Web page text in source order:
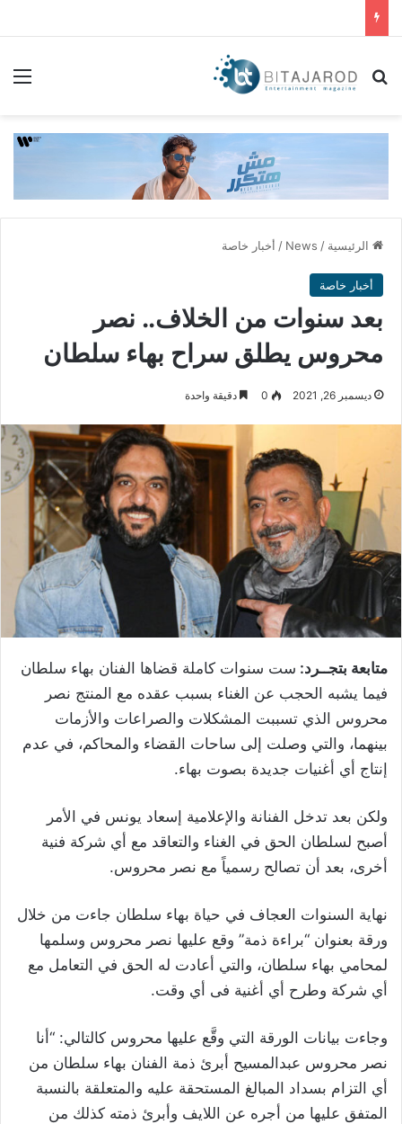
بحث عن
الرئيسية /
News
/ أخبار خاصة
أخبار خاصة
بعد سنوات من الخلاف.. نصر
محروس يطلق سراح بهاء سلطان
ديسمبر 26, 2021 0 دقيقة واحدة
متابعة بتجــرد: ست سنوات كاملة قضاها الفنان بهاء سلطان
فيما يشبه الحجب عن الغناء بسبب عقده مع المنتج نصر
محروس الذي تسببت المشكلات والصراعات والأزمات
بينهما، والتي وصلت إلى ساحات القضاء والمحاكم، في عدم
إنتاج أي أغنيات جديدة بصوت بهاء.
ولكن بعد تدخل الفنانة والإعلامية إسعاد يونس في الأمر
أصبح لسلطان الحق في الغناء والتعاقد مع أي شركة فنية
أخرى، بعد أن تصالح رسمياً مع نصر محروس.
نهاية السنوات العجاف في حياة بهاء سلطان جاءت من خلال
ورقة بعنوان “براءة ذمة” وقع عليها نصر محروس وسلمها
لمحامي بهاء سلطان، والتي أعادت له الحق في التعامل مع
أي شركة وطرح أي أغنية فى أي وقت.
وجاءت بيانات الورقة التي وقَّع عليها محروس كالتالي: “أنا
نصر محروس عبدالمسيح أبرئ ذمة الفنان بهاء سلطان من
أي التزام بسداد المبالغ المستحقة عليه والمتعلقة بالنسبة
المتفق عليها من أجره عن اللايف وأبرئ ذمته كذلك من